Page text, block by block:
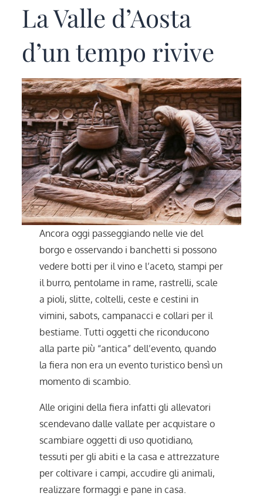
La Valle d’Aosta
d’un tempo rivive
Ancora oggi passeggiando nelle vie del
borgo e osservando i banchetti si possono
vedere botti per il vino e l’aceto, stampi per
il burro, pentolame in rame, rastrelli, scale
a pioli, slitte, coltelli, ceste e cestini in
vimini, sabots, campanacci e collari per il
bestiame. Tutti oggetti che riconducono
alla parte più “antica” dell’evento, quando
la fiera non era un evento turistico bensì un
momento di scambio.
Alle origini della fiera infatti gli allevatori
scendevano dalle vallate per acquistare o
scambiare oggetti di uso quotidiano,
tessuti per gli abiti e la casa e attrezzature
per coltivare i campi, accudire gli animali,
realizzare formaggi e pane in casa.